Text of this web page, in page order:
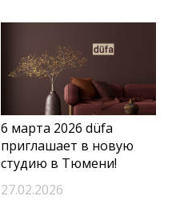
6 марта 2026 düfa
приглашает в новую
студию в Тюмени!
27.02.2026